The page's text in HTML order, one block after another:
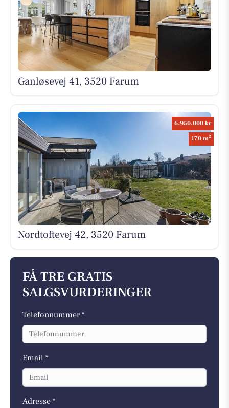
Ganløsevej 41, 3520 Farum
6.950.000 kr
170 m2
Nordtoftevej 42, 3520 Farum
FÅ TRE GRATIS
SALGSVURDERINGER
Telefonnummer *
Email *
Adresse *